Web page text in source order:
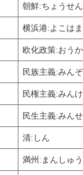
朝鮮:ちょうせん
横浜港:よこは
欧化政策:おう
民族主義:みん
民権主義:みん
民生主義:みん
清:しん
満州:まんしゅ